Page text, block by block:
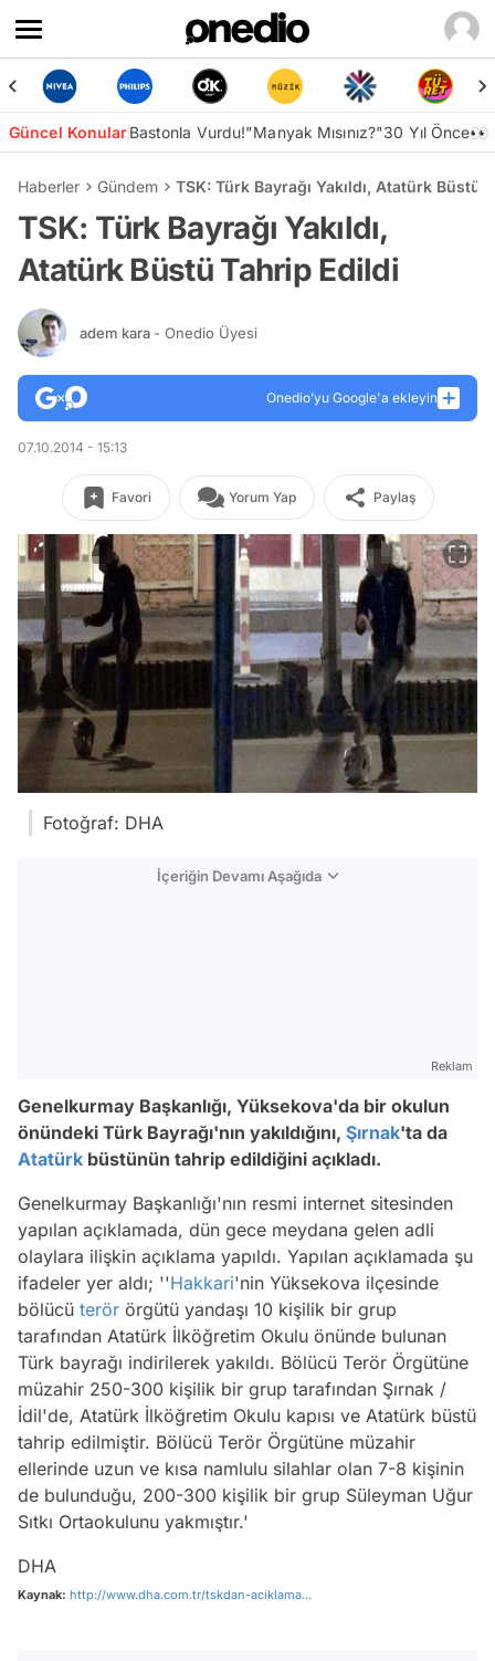
Güncel KonularBastonla Vurdu!"Manyak Mısınız?"30 Yıl Önce👀
Haberler Gündem TSK: Türk Bayrağı Yakıldı, Atatürk Büstü
TSK: Türk Bayrağı Yakıldı,
Atatürk Büstü Tahrip Edildi
adem kara - Onedio Üyesi
Onedio’yu Google'a ekleyin
07.10.2014 - 15:13
Favori Yorum Yap Paylaş
Fotoğraf: DHA
İçeriğin Devamı Aşağıda
Reklam
Genelkurmay Başkanlığı, Yüksekova'da bir okulun
önündeki Türk Bayrağı'nın yakıldığını, Şırnak'ta da
Atatürk büstünün tahrip edildiğini açıkladı.
Genelkurmay Başkanlığı'nın resmi internet sitesinden
yapılan açıklamada, dün gece meydana gelen adli
olaylara ilişkin açıklama yapıldı. Yapılan açıklamada şu
ifadeler yer aldı; ''Hakkari'nin Yüksekova ilçesinde
bölücü terör örgütü yandaşı 10 kişilik bir grup
tarafından Atatürk İlköğretim Okulu önünde bulunan
Türk bayrağı indirilerek yakıldı. Bölücü Terör Örgütüne
müzahir 250-300 kişilik bir grup tarafından Şırnak /
İdil'de, Atatürk İlköğretim Okulu kapısı ve Atatürk büstü
tahrip edilmiştir. Bölücü Terör Örgütüne müzahir
ellerinde uzun ve kısa namlulu silahlar olan 7-8 kişinin
de bulunduğu, 200-300 kişilik bir grup Süleyman Uğur
Sıtkı Ortaokulunu yakmıştır.'
DHA
Kaynak: http://www.dha.com.tr/tskdan-aciklama...